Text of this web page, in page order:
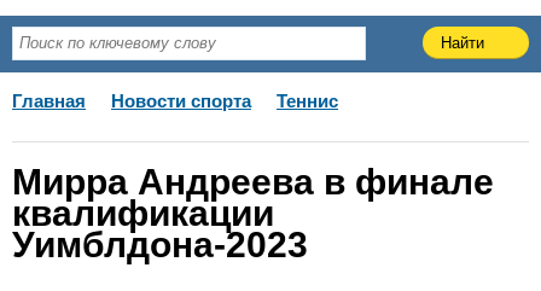
Главная Новости спорта Теннис
Мирра Андреева в финале
квалификации
Уимблдона-2023